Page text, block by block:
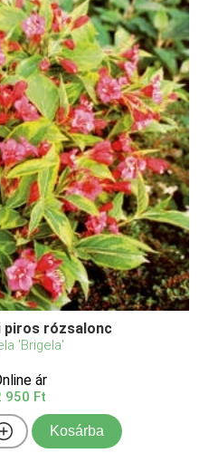
piros rózsalonc
'Brigela'
ár
950 Ft
Kosárba